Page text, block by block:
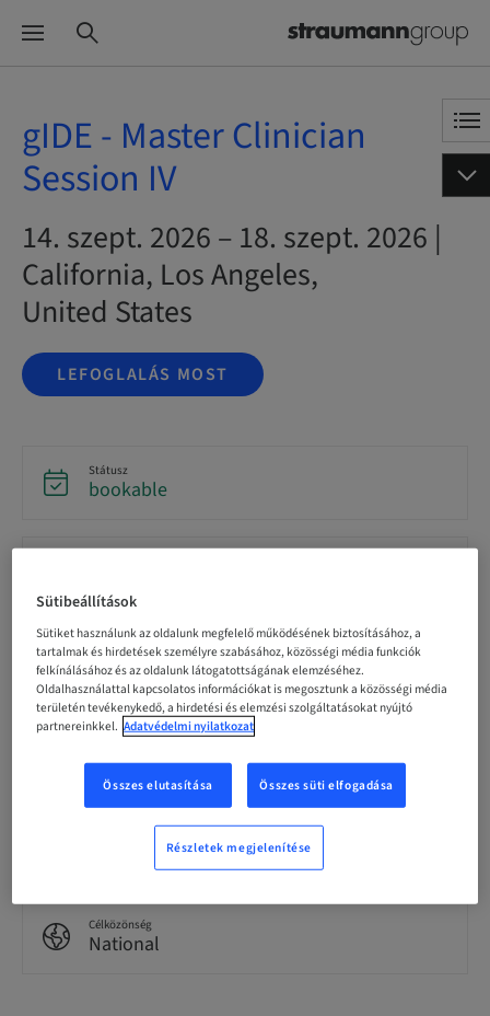
gIDE - Master Clinician
Session IV
14. szept. 2026 – 18. szept. 2026 |
California, Los Angeles,
United States
LEFOGLALÁS MOST
Státusz
bookable
Résztvevőnkénti ár (helyi adók vannak érvényben)
USD 19900.00
English
85.00 Pontok
Célközönség
National
Sütibeállítások
Sütiket használunk az oldalunk megfelelő működésének biztosításához, a
tartalmak és hirdetések személyre szabásához, közösségi média funkciók
felkínálásához és az oldalunk látogatottságának elemzéséhez.
Oldalhasználattal kapcsolatos információkat is megosztunk a közösségi média
területén tevékenykedő, a hirdetési és elemzési szolgáltatásokat nyújtó
partnereinkkel. Adatvédelmi nyilatkozat
Összes elutasítása Összes süti elfogadása
Részletek megjelenítése